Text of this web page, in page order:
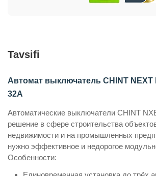
Tavsifi
Автомат выключатель CHINT NEXT
32A
Автоматические выключатели CHINT
решение в сфере строительства
недвижимости и на промышленных
нужно эффективное и недорогое
Особенности: